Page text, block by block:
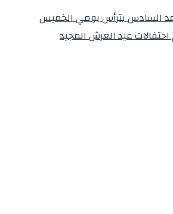
السادس يترأس يومي الخميس
عيد العرش المجيد